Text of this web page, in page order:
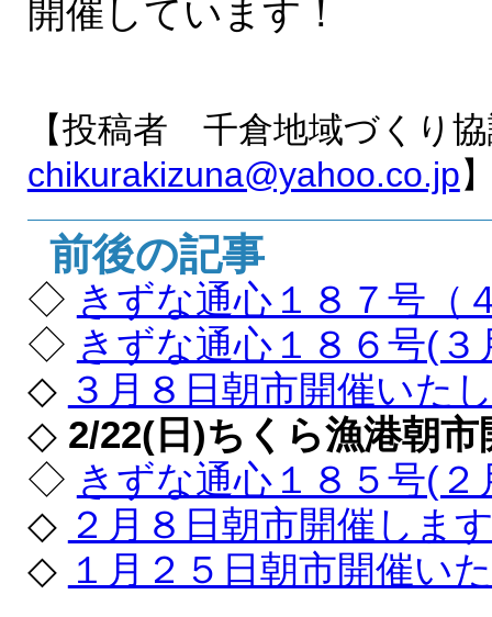
開催しています！
【投稿者 千倉地域づくり
chikurakizuna@yahoo.co.jp
前後の記事
◇ きずな通心１８７号（
◇ きずな通心１８６号(
◇ ３月８日朝市開催いた
◇ 2/22(日)ちくら漁港朝
◇ きずな通心１８５号(
◇ ２月８日朝市開催しま
◇ １月２５日朝市開催い